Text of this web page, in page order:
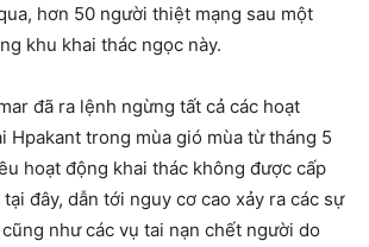
hơn 50 người thiệt mạng sau một
khu khai thác ngọc này.
đã ra lệnh ngừng tất cả các hoạt
Hpakant trong mùa gió mùa từ tháng 5
hoạt động khai thác không được cấp
đây, dẫn tới nguy cơ cao xảy ra các sự
như các vụ tai nạn chết người do